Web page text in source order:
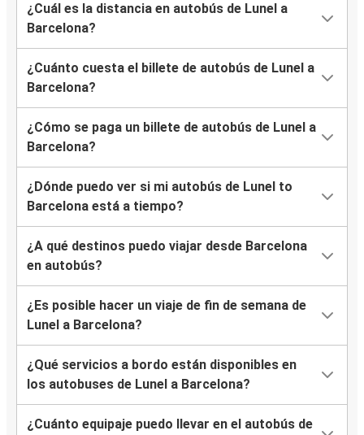
¿Cuál es la distancia en autobús de Lunel a
Barcelona?
¿Cuánto cuesta el billete de autobús de Lunel a
Barcelona?
¿Cómo se paga un billete de autobús de Lunel a
Barcelona?
¿Dónde puedo ver si mi autobús de Lunel to
Barcelona está a tiempo?
¿A qué destinos puedo viajar desde Barcelona
en autobús?
¿Es posible hacer un viaje de fin de semana de
Lunel a Barcelona?
¿Qué servicios a bordo están disponibles en
los autobuses de Lunel a Barcelona?
¿Cuánto equipaje puedo llevar en el autobús de